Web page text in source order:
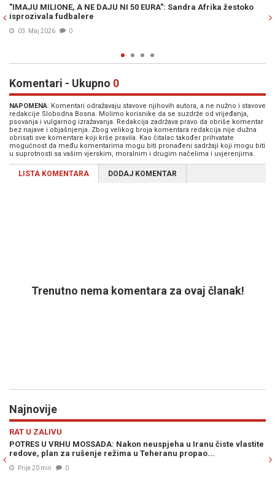
NALJUTILA SE GORICA DODIK: Direktor Kliničkog centra
Đajić nakon Sandre Afrike Banjalučane časti
Komentari - Ukupno 0
NAPOMENA: Komentari odražavaju stavove njihovih autora, a ne nužno i stavove
redakcije Slobodna Bosna. Molimo korisnike da se suzdrže od vrijeđanja,
psovanja i vulgarnog izražavanja. Redakcija zadržava pravo da obriše komentar
bez najave i objašnjenja. Zbog velikog broja komentara redakcija nije dužna
obrisati sve komentare koji krše pravila. Kao čitalac također prihvatate
mogućnost da među komentarima mogu biti pronađeni sadržaji koji mogu biti
u suprotnosti sa vašim vjerskim, moralnim i drugim načelima i uvjerenjima.
LISTA KOMENTARA DODAJ KOMENTAR
Trenutno nema komentara za ovaj članak!
Najnovije
vlastite
REGIJA
RUSKI ANALITIČAR RIGA VATRU: "Juda srpskog i ruskog
Vučić dočekuje izdahnulog 'predsjednika' Zelenskog u
Prije 27 min